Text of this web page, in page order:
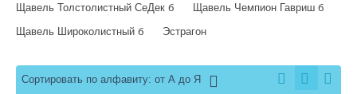
Щавель Толстолистный СеДек б
Щавель Чемпион Гавриш б
Щавель Широколистный б
Эстрагон
Сортировать по алфавиту: от А до Я